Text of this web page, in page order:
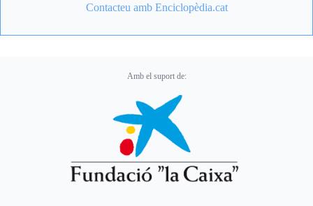
Contacteu amb Enciclopèdia.cat
Amb el suport de: